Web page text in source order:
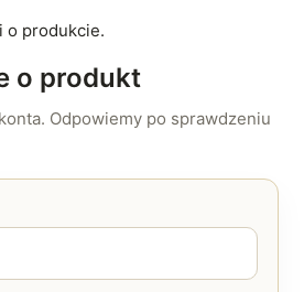
o produkcie.
o produkt
Odpowiemy po sprawdzeniu